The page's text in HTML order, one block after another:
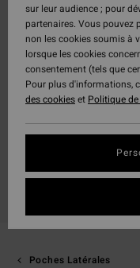
Poches Latérales
sur leur audience ; pour
partenaires. Vous pouvez
non les cookies soumis à
lorsque les cookies
consentement (tels que
Pour plus d'informations,
des cookieset Politique